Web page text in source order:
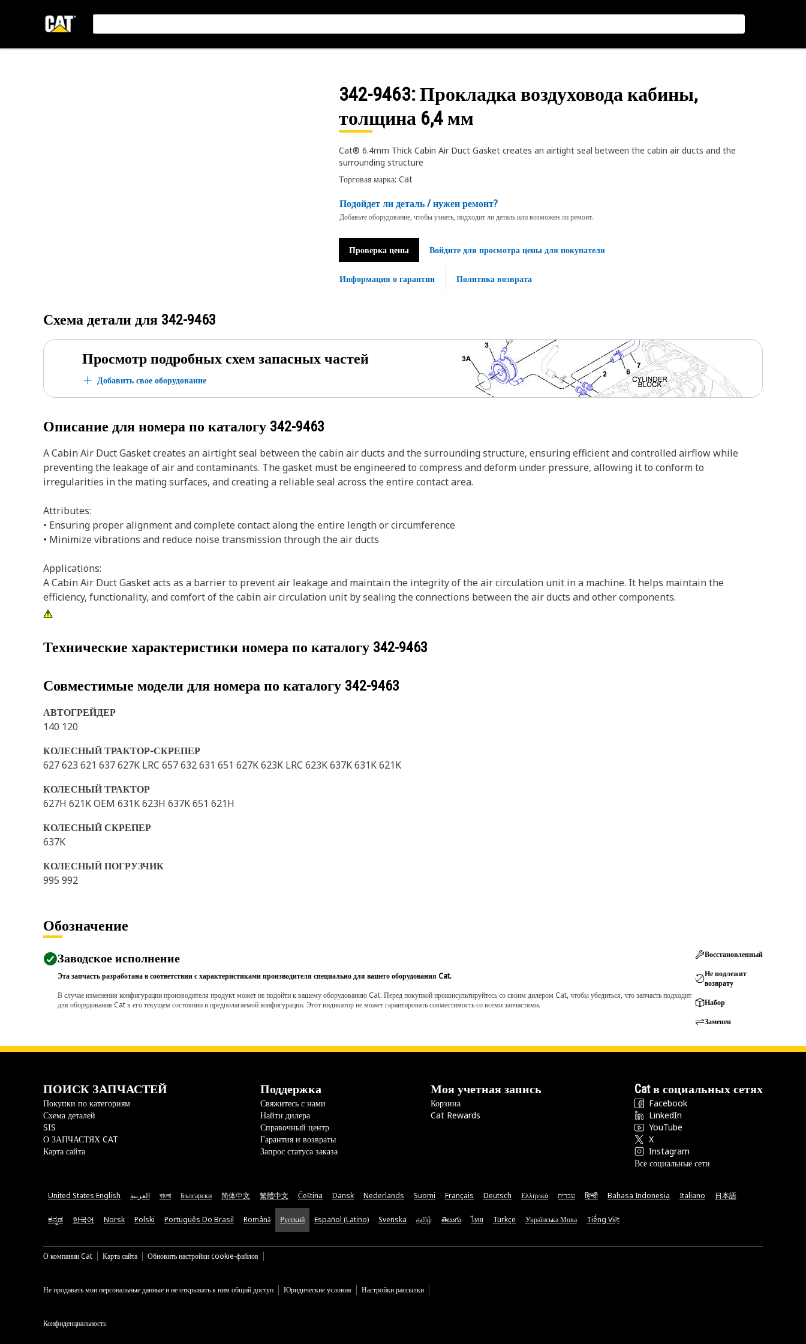
342-9463: Прокладка воздуховода кабины,
толщина 6,4 мм
Cat® 6.4mm Thick Cabin Air Duct Gasket creates an airtight seal between the cabin air ducts and the
surrounding structure
Торговая марка: Cat
Подойдет ли деталь / нужен ремонт?
Добавьте оборудование, чтобы узнать, подходит ли деталь или возможен ли ремонт.
Проверка цены Войдите для просмотра цены для покупателя
Информация о гарантии Политика возврата
Схема детали для 342-9463
Просмотр подробных схем запасных частей
Добавить свое оборудование
Описание для номера по каталогу 342-9463
A Cabin Air Duct Gasket creates an airtight seal between the cabin air ducts and the surrounding structure, ensuring efficient and controlled airflow while
preventing the leakage of air and contaminants. The gasket must be engineered to compress and deform under pressure, allowing it to conform to
irregularities in the mating surfaces, and creating a reliable seal across the entire contact area.
Attributes:
• Ensuring proper alignment and complete contact along the entire length or circumference
• Minimize vibrations and reduce noise transmission through the air ducts
Applications:
A Cabin Air Duct Gasket acts as a barrier to prevent air leakage and maintain the integrity of the air circulation unit in a machine. It helps maintain the
efficiency, functionality, and comfort of the cabin air circulation unit by sealing the connections between the air ducts and other components.
Технические характеристики номера по каталогу 342-9463
Совместимые модели для номера по каталогу 342-9463
АВТОГРЕЙДЕР
140 120
КОЛЕСНЫЙ ТРАКТОР-СКРЕПЕР
627 623 621 637 627K LRC 657 632 631 651 627K 623K LRC 623K 637K 631K 621K
КОЛЕСНЫЙ ТРАКТОР
627H 621K OEM 631K 623H 637K 651 621H
КОЛЕСНЫЙ СКРЕПЕР
637K
КОЛЕСНЫЙ ПОГРУЗЧИК
995 992
Обозначение
Заводское исполнение
Эта запчасть разработана в соответствии с характеристиками производителя специально для вашего оборудования Cat.
В случае изменения конфигурации производителя продукт может не подойти к вашему оборудованию Cat. Перед покупкой проконсультируйтесь со своим дилером Cat, чтобы убедиться, что запчасть подходит
для оборудования Cat в его текущем состоянии и предполагаемой конфигурации. Этот индикатор не может гарантировать совместимость со всеми запчастями.
Восстановленный
Не подлежит
возврату
Набор
Заменен
ПОИСК ЗАПЧАСТЕЙ
Покупки по категориям
Схема деталей
SIS
О ЗАПЧАСТЯХ CAT
Карта сайта
Поддержка
Свяжитесь с нами
Найти дилера
Справочный центр
Гарантия и возвраты
Запрос статуса заказа
Моя учетная запись
Корзина
Cat Rewards
Cat в социальных сетях
Facebook
LinkedIn
YouTube
X
Instagram
Все социальные сети
United States English العربية বাংলা Български 简体中文 繁體中文 Čeština Dansk Nederlands Suomi Français Deutsch Ελληνικά עברית हिन्दी Bahasa Indonesia Italiano 日本語
ಕನ್ನಡ 한국어 Norsk Polski Português Do Brasil Română Русский Español (Latino) Svenska தமிழ் తెలుగు ไทย Türkçe Українська Мова Tiếng Việt
О компании Cat Карта сайта Обновить настройки cookie-файлов
Не продавать мои персональные данные и не открывать к ним общий доступ Юридические условия Настройки рассылки
Конфиденциальность